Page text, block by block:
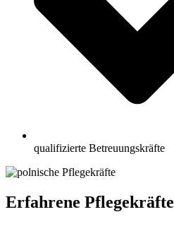
qualifizierte Betreuungskräfte
Erfahrene Pflegekräfte